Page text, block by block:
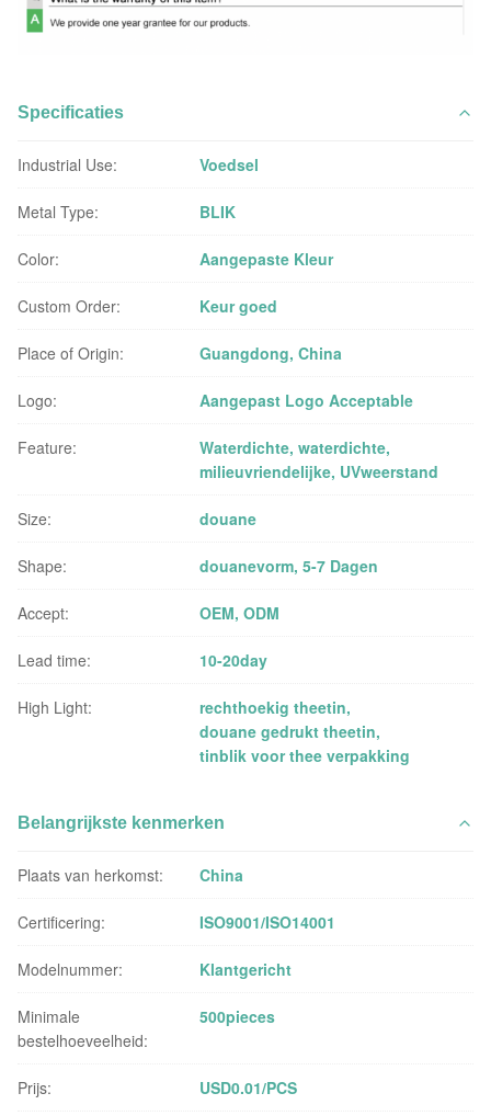
Specificaties
Industrial Use: Voedsel
Metal Type: BLIK
Color: Aangepaste Kleur
Custom Order: Keur goed
Place of Origin: Guangdong, China
Logo: Aangepast Logo Acceptable
Feature:
Waterdichte, waterdichte,
milieuvriendelijke, UVweerstand
Size: douane
Shape: douanevorm, 5-7 Dagen
Accept: OEM, ODM
Lead time: 10-20day
High Light: rechthoekig theetin,
douane gedrukt theetin,
tinblik voor thee verpakking
Belangrijkste kenmerken
Plaats van herkomst: China
Certificering: ISO9001/ISO14001
Modelnummer: Klantgericht
Minimale
bestelhoeveelheid:
500pieces
Prijs: USD0.01/PCS